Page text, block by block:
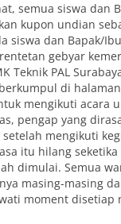
semua siswa dan
kupon undian
siswa dan Bapak/
gebyar
Teknik PAL
di
mengikuti acara
pengap yang
mengikuti
itu hilang seketika
dimulai. Semua
masing-masing
moment disetiap